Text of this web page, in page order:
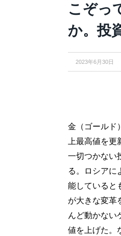
こぞっ
か。投
2023年6月30日
金（ゴールド
上最高値を
一切つかない
る。ロシアに
能していると
が大きな変革
んど動かない
値を上げた。